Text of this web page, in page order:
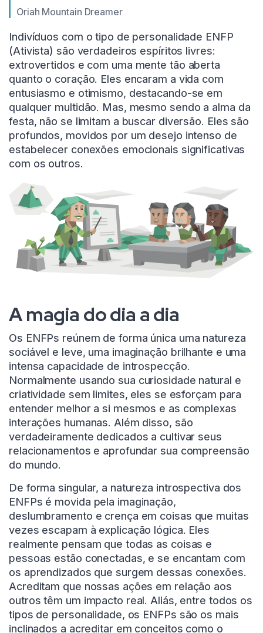
Oriah Mountain Dreamer
Indivíduos com o tipo de personalidade ENFP
(Ativista) são verdadeiros espíritos livres:
extrovertidos e com uma mente tão aberta
quanto o coração. Eles encaram a vida com
entusiasmo e otimismo, destacando-se em
qualquer multidão. Mas, mesmo sendo a alma da
festa, não se limitam a buscar diversão. Eles são
profundos, movidos por um desejo intenso de
estabelecer conexões emocionais significativas
com os outros.
A magia do dia a dia
Os ENFPs reúnem de forma única uma natureza
sociável e leve, uma imaginação brilhante e uma
intensa capacidade de introspecção.
Normalmente usando sua curiosidade natural e
criatividade sem limites, eles se esforçam para
entender melhor a si mesmos e as complexas
interações humanas. Além disso, são
verdadeiramente dedicados a cultivar seus
relacionamentos e aprofundar sua compreensão
do mundo.
De forma singular, a natureza introspectiva dos
ENFPs é movida pela imaginação,
deslumbramento e crença em coisas que muitas
vezes escapam à explicação lógica. Eles
realmente pensam que todas as coisas e
pessoas estão conectadas, e se encantam com
os aprendizados que surgem dessas conexões.
Acreditam que nossas ações em relação aos
outros têm um impacto real. Aliás, entre todos os
tipos de personalidade, os ENFPs são os mais
inclinados a acreditar em conceitos como o